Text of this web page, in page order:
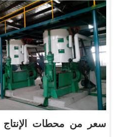
سعر من محطات الإنتاج